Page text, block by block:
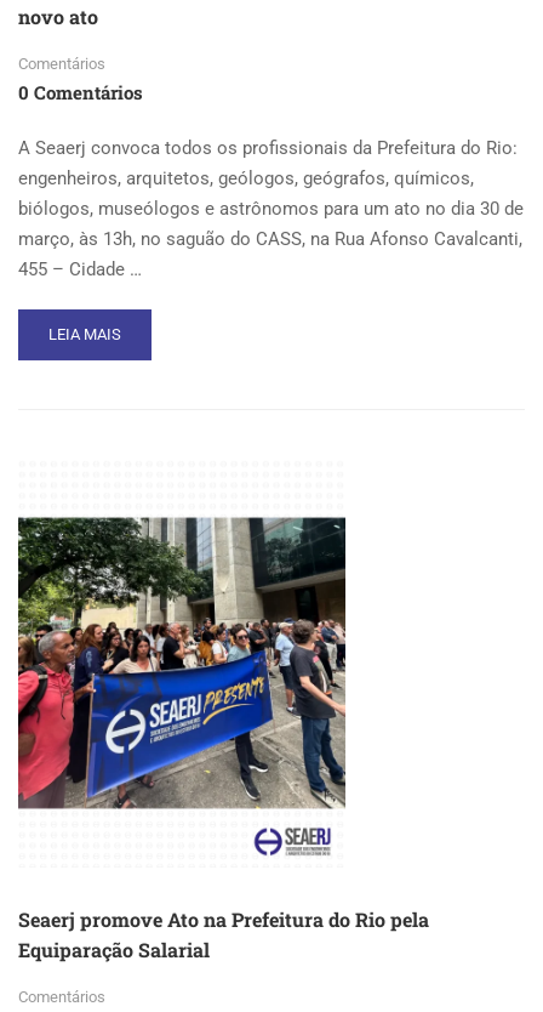
novo ato
Comentários
0 Comentários
A Seaerj convoca todos os profissionais da Prefeitura do Rio:
engenheiros, arquitetos, geólogos, geógrafos, químicos,
biólogos, museólogos e astrônomos para um ato no dia 30 de
março, às 13h, no saguão do CASS, na Rua Afonso Cavalcanti,
455 – Cidade …
READ
MORE
MUNICIPIO
DO
RIO
PARA
NOVO
ATO
LEIA MAIS
Seaerj promove Ato na Prefeitura do Rio pela
Equiparação Salarial
Comentários